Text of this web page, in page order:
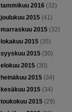
tammikuu 2016 (32)
joulukuu 2015(41)
marraskuu 2015(32)
lokakuu 2015(35)
syyskuu 2015(30)
elokuu 2015(30)
heinäkuu 2015(34)
kesäkuu 2015(34)
toukokuu 2015(29)